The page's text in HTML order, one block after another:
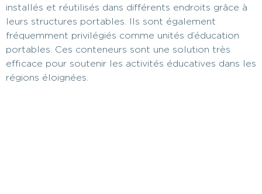
installés et réutilisés dans différents endroits grâce à
leurs structures portables. Ils sont également
fréquemment privilégiés comme unités d’éducation
portables. Ces conteneurs sont une solution très
efficace pour soutenir les activités éducatives dans les
régions éloignées.